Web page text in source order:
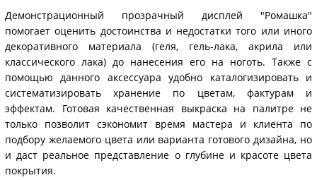
Демонстрационный прозрачный дисплей "Ромашка"
помогает оценить достоинства и недостатки того или иного
декоративного материала (геля, гель-лака, акрила или
классического лака) до нанесения его на ноготь. Также с
помощью данного аксессуара удобно каталогизировать и
систематизировать хранение по цветам, фактурам и
эффектам. Готовая качественная выкраска на палитре не
только позволит сэкономит время мастера и клиента по
подбору желаемого цвета или варианта готового дизайна, но
и даст реальное представление о глубине и красоте цвета
покрытия.